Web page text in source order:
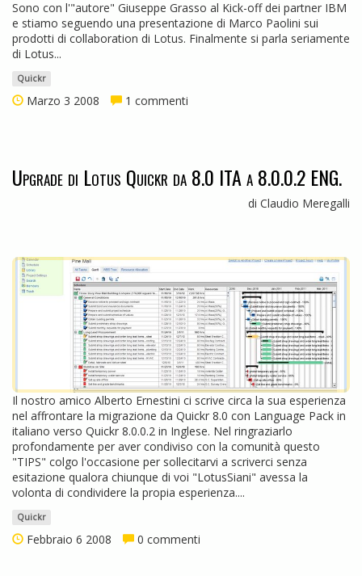
Sono con l'"autore" Giuseppe Grasso al Kick-off dei partner IBM
e stiamo seguendo una presentazione di Marco Paolini sui
prodotti di collaboration di Lotus. Finalmente si parla seriamente
di Lotus...
Quickr
Marzo 3 2008 1 commenti
Upgrade di Lotus Quickr da 8.0 ITA a 8.0.0.2 ENG.
di Claudio Meregalli
Il nostro amico Alberto Ernestini ci scrive circa la sua esperienza
nel affrontare la migrazione da Quickr 8.0 con Language Pack in
italiano verso Quickr 8.0.0.2 in Inglese. Nel ringraziarlo
profondamente per aver condiviso con la comunità questo
"TIPS" colgo l'occasione per sollecitarvi a scriverci senza
esitazione qualora chiunque di voi "LotusSiani" avessa la
volonta di condividere la propia esperienza....
Quickr
Febbraio 6 2008 0 commenti